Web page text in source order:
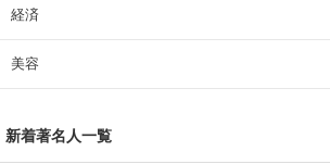
経済
美容
新着著名人一覧